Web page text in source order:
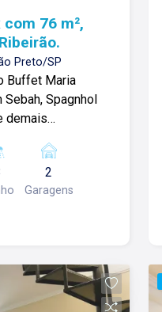
76 m²,
Preto/SP
Buffet Maria
Sebah, Spagnhol
demais
com: -02
-01 Banheiro
de jantar no
pronto
área gourmet
já preparadas;
2
Garagens